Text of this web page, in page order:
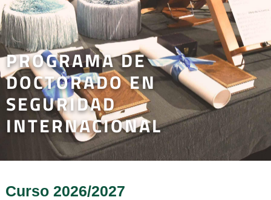
PROGRAMA DE
DOCTORADO EN
SEGURIDAD
INTERNACIONAL
Curso 2026/2027